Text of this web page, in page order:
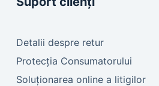
Detalii despre retur
Protecția Consumatorului
Soluționarea online a litigilor